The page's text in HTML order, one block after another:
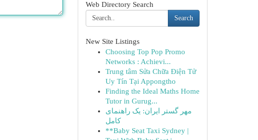
Web Directory Search
Search
New Site Listings
Choosing Top Pop Promo
Networks : Achievi...
Trung tâm Sửa Chữa Điện Tử
Uy Tín Tại Appongtho
Finding the Ideal Maths Home
Tutor in Gurug...
مهر گستر ایران: یک راهنمای
کامل
**Baby Seat Taxi Sydney |